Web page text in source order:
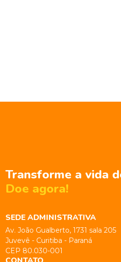
Transforme a vida
Doe agora!
SEDE ADMINISTRATIVA
Av. João Gualberto, 1731 sala 205
Juvevê - Curitiba - Paraná
CEP 80.030-001